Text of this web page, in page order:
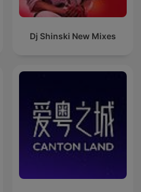
Dj Shinski New Mixes